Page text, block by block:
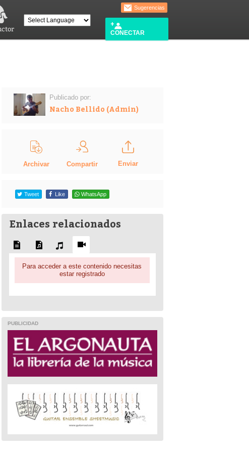
Sugerencias
CONECTAR
Publicado por:
Nacho Bellido (Admin)
Archivar Compartir Enviar
Tweet Like WhatsApp
Enlaces relacionados
Para acceder a este contenido necesitas
estar registrado
PUBLICIDAD